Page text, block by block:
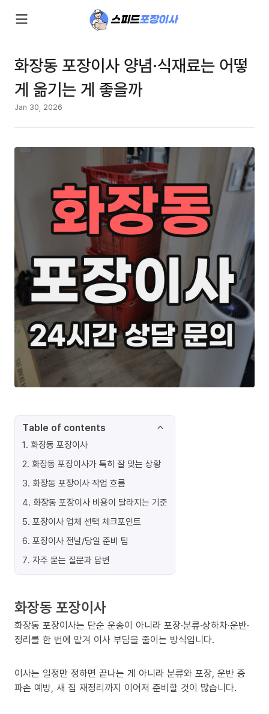
화장동 포장이사 양념·식재료는 어떻
게 옮기는 게 좋을까
Jan 30, 2026
Table of contents
1. 화장동 포장이사
2. 화장동 포장이사가 특히 잘 맞는 상황
3. 화장동 포장이사 작업 흐름
4. 화장동 포장이사 비용이 달라지는 기준
5. 포장이사 업체 선택 체크포인트
6. 포장이사 전날/당일 준비 팁
7. 자주 묻는 질문과 답변
화장동 포장이사
화장동 포장이사는 단순 운송이 아니라 포장·분류·상하차·운반·
정리를 한 번에 맡겨 이사 부담을 줄이는 방식입니다.
이사는 일정만 정하면 끝나는 게 아니라 분류와 포장, 운반 중
파손 예방, 새 집 재정리까지 이어져 준비할 것이 많습니다.